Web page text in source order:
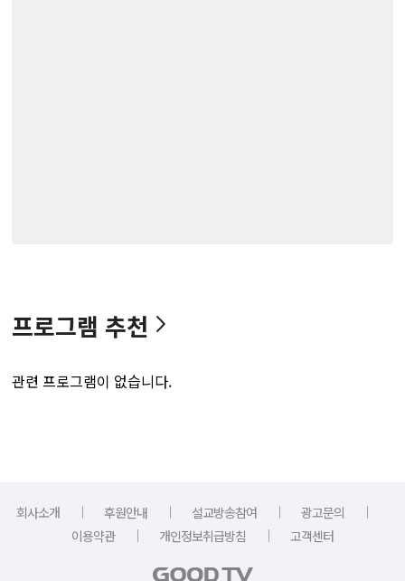
프로그램 추천
관련 프로그램이 없습니다.
회사소개 ｜ 후원안내 ｜ 설교방송참여 ｜ 광고문의
｜
이용약관
｜ 개인정보취급방침 ｜ 고객센터